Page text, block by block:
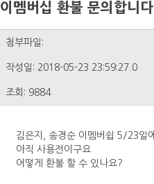
이멤버십 환불 문의합니
첨부파일:
작성일: 2018-05-23 23:59:27.0
조회: 9884
김은지, 송경순 이멤버쉽 5/23일
아직 사용전이구요
어떻게 환불 할 수 있나요?